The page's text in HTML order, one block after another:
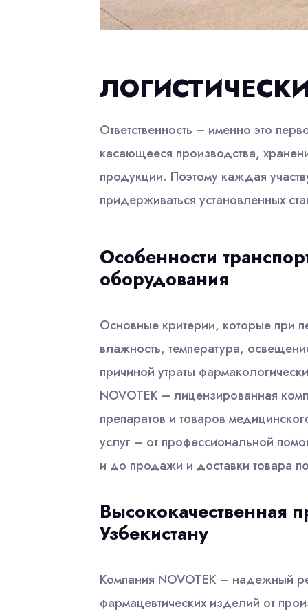
Ответственность – именно это
касающееся производства,
продукции. Поэтому каждая
придерживаться установленных
Особенности
оборудования
Основные критерии, которые при
влажность, температура,
причиной утраты
NOVOTEK – лицензированная
препаратов и товаров
услуг – от профессиональной
и до продажи и доставки товара
Высококачественная
Узбекистану
Компания NOVOTEK – надежный
фармацевтических изделий от